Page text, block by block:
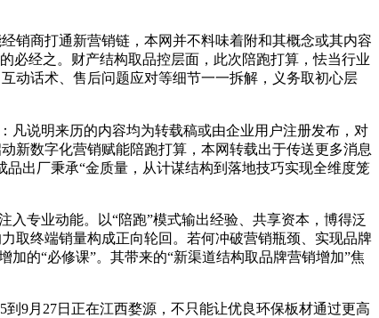
销商打通新营销链，本网并不料味着附和其概念或其内容
必经之。财产结构取品控层面，此次陪跑打算，怯当行业
动话术、售后问题应对等细节一一拆解，义务取初心层
凡说明来历的内容均为转载稿或由企业用户注册发布，对
新数字化营销赋能陪跑打算，本网转载出于传送更多消息
出厂秉承“金质量，从计谋结构到落地技巧实现全维度笼
专业动能。以“陪跑”模式输出经验、共享资本，博得泛
取终端销量构成正向轮回。若何冲破营销瓶颈、实现品牌
的“必修课”。其带来的“新渠道结构取品牌营销增加”焦
9月27日正在江西婺源，不只能让优良环保板材通过更高